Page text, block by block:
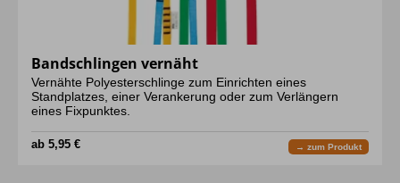
Bandschlingen vernäht
Vernähte Polyesterschlinge zum Einrichten eines
Standplatzes, einer Verankerung oder zum Verlängern
eines Fixpunktes.
ab 5,95 € → zum Produkt